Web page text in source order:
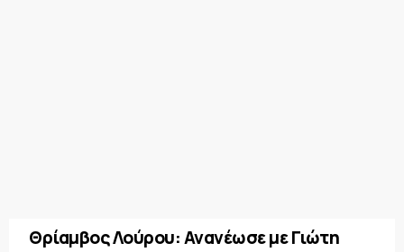
Θρίαμβος Λούρου: Ανανέωσε με Γιώτη